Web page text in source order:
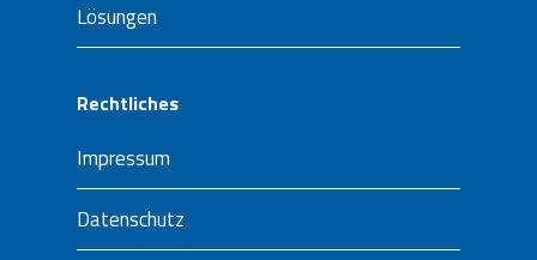
Lösungen
Rechtliches
Impressum
Datenschutz